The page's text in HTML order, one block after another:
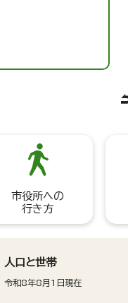
市役所への
行き方
人口と世帯
令和8年8月1日現在